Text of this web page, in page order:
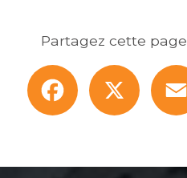
Partagez cette page
Facebook